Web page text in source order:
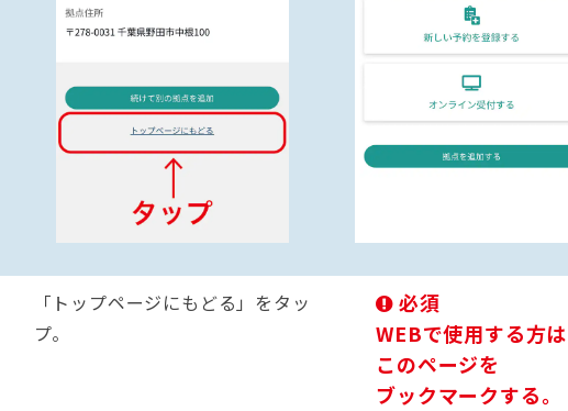
「トップページにもどる」をタッ
プ。
必須
WEBで使用する方は
このページを
ブックマークする。